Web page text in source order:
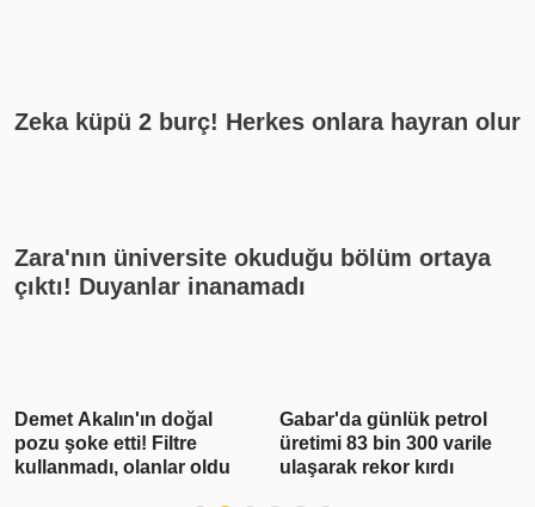
Zeka küpü 2 burç! Herkes onlara hayran olur
Zara'nın üniversite okuduğu bölüm ortaya
çıktı! Duyanlar inanamadı
Gabar'da günlük petrol
üretimi 83 bin 300 varile
ulaşarak rekor kırdı
Polis Meslek
Yüksekokullarına 3 bin
250 öğrenci alınacak